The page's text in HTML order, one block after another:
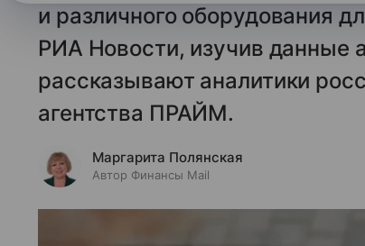
и различного оборудования
РИА Новости, изучив данные
рассказывают аналитики
агентства ПРАЙМ.
Маргарита Полянская
Автор Финансы Mail